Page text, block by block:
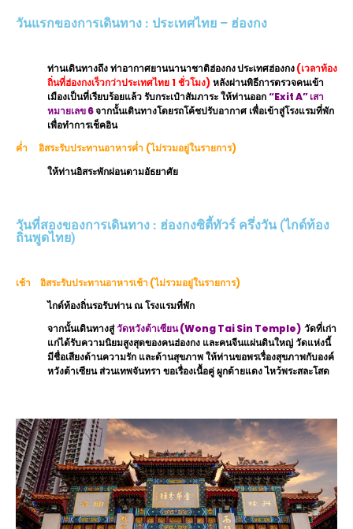
วันแรกของการเดินทาง : ประเทศไทย – ฮ่องกง
ท่านเดินทางถึงท่าอากาศยานนานาชาติฮ่องกง ประเทศฮ่องกง(เวลาท้อง
ถิ่นที่ฮ่องกงเร็วกว่าประเทศไทย 1 ชั่วโมง) หลังผ่านพิธีการตรวจคนเข้า
เมืองเป็นที่เรียบร้อยแล้ว รับกระเป๋าสัมภาระให้ท่านออก“Exit A” เสา
หมายเลข 6จากนั้นเดินทางโดยรถโค้ชปรับอากาศ เพื่อเข้าสู่โรงแรมที่พัก
เพื่อทำการเช็คอิน
ค่ำ อิสระรับประทานอาหารค่ำ (ไม่รวมอยู่ในรายการ)
ให้ท่านอิสระพักผ่อนตามอัธยาศัย
วันที่สองของการเดินทาง : ฮ่องกงซิตี้ทัวร์ ครึ่งวัน (ไกด์ท้อง
ถิ่นพูดไทย)
เช้า อิสระรับประทานอาหารเช้า (ไม่รวมอยู่ในรายการ)
ไกด์ท้องถิ่นรอรับท่าน ณ โรงแรมที่พัก
จากนั้นเดินทางสู่วัดหวังต้าเซียน(Wong Tai Sin Temple) วัดที่เก่า
แก่ได้รับความนิยมสูงสุดของคนฮ่องกง และคนจีนแผ่นดินใหญ่ วัดแห่งนี้
มีชื่อเสียงด้านความรัก และด้านสุขภาพ ให้ท่านขอพรเรื่องสุขภาพกับองค์
หวังต้าเซียน ส่วนเทพจันทรา ขอเรื่องเนื้อคู่ ผูกด้ายแดง ไหว้พระสละโสด